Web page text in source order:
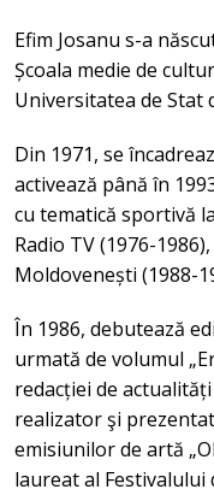
Efim Josanu s-a
Școala medie de
Universitatea de Stat
Din 1971, se
activează până în
cu tematică sportivă
Radio TV (1976-
Moldovenești (1988-
În 1986, debutează
urmată de volumul
redacției de
realizator şi
emisiunilor de artă
laureat al Festivalului